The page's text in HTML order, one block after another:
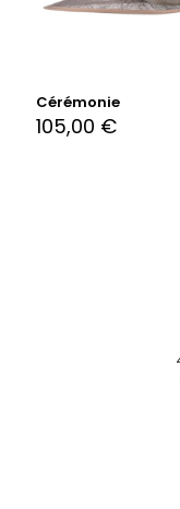
Cérémonie
105,00 €